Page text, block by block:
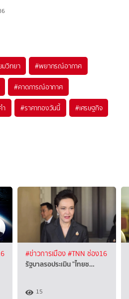
วิทยา #พยากรณ์อากาศ
#คาดการณ์อากาศ
ำ #ราคาทองวันนี้ #เศรษฐกิจ
#ข่าวการเมือง#TNN ช่อง16
รัฐบาลรอประเมิน "ไทยช…
15